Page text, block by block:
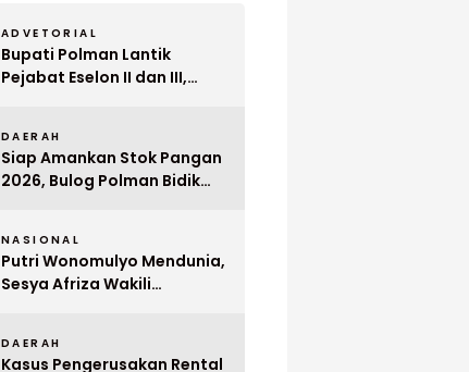
ADVETORIAL
Bupati Polman Lantik
Pejabat Eselon II dan III,
DAERAH
Siap Amankan Stok Pangan
2026, Bulog Polman Bidik
NASIONAL
Putri Wonomulyo Mendunia,
Sesya Afriza Wakili
DAERAH
Kasus Pengerusakan Rental